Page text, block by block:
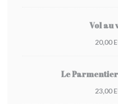
Vol au
20,00
Le
23,00